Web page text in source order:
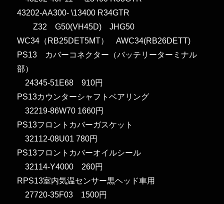
43202-AA300- \13400 R34GTR
Z32 G50(VH45D) JHG50
WC34（RB25DET5MT） AWC34(RB26DETT)
PS13 カバーコネクター（バッテリーターミナル
部）
24345-51E68 910円
PS13カウンターシャフトベアリング
32219-86W70 1660円
PS13フロントカバーガスケット
32112-08U01 780円
PS13フロントカバーオイルシール
32114-Y4000 260円
RPS13室内気温センサー黒ヘッド車用
27720-35F03 1500円